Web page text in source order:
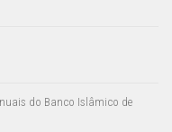
do Banco Islâmico de